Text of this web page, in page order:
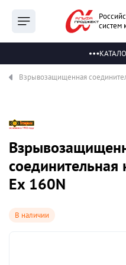
систем
Взрывозащищенная
В наличии
соединительная
Ex 160N